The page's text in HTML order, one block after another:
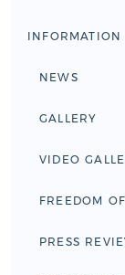
INFORMATION
NEWS
GALLERY
VIDEO
FREEDOM
PRESS